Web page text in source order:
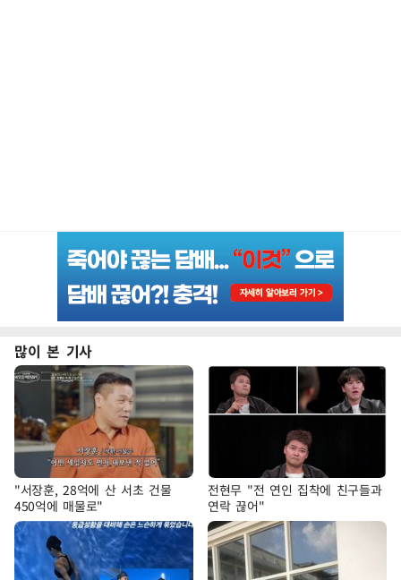
많이 본 기사
"서장훈, 28억에 산 서초 건물
450억에 매물로"
전현무 "전 연인 집착에 친구들과
연락 끊어"